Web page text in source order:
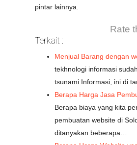
pintar lainnya.
Rate
Terkait :
Menjual Barang dengan
tekhnologi informasi
tsunami Informasi, ini di
Berapa Harga Jasa
Berapa biaya yang kita
pembuatan website di
ditanyakan beberapa…